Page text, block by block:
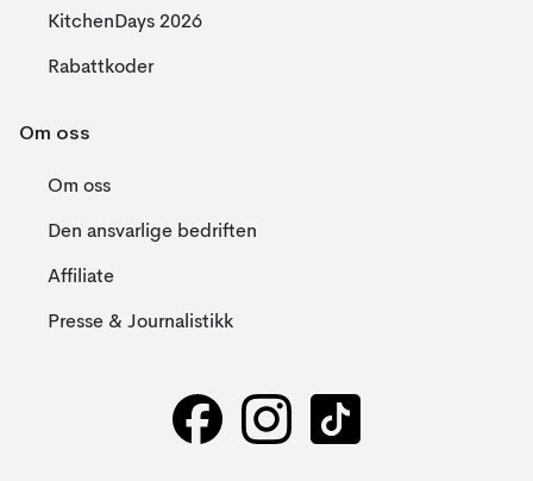
KitchenDays 2026
Rabattkoder
Om oss
Om oss
Den ansvarlige bedriften
Affiliate
Presse & Journalistikk